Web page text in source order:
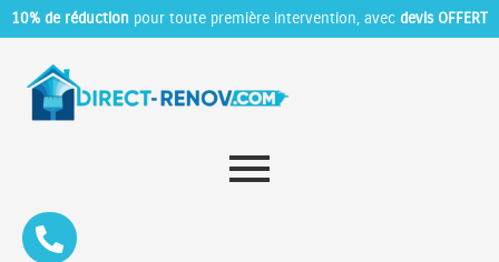
10% de réduction pour toute première intervention, avec devis OFFERT